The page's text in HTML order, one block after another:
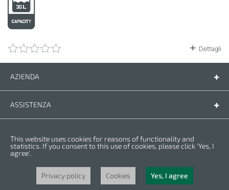
Dettagli
AZIENDA
ASSISTENZA
Condizioni di garanzia
Informativa sulla privacy
Cookies
Copyright © 2025 CROWN. Tutti i diritti riservati. CROWN è un marchio
registrato. | CROWN è un marchio del gruppo Merit Link.
This website uses cookies for reasons of functionality and
statistics. If you consent to this use of cookies, please click 'Yes, I
agree'.
Privacy policy Cookies Yes, I agree